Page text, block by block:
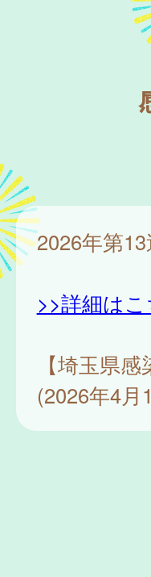
2026年第
>>詳細はこ
【埼玉県
(2026年4月